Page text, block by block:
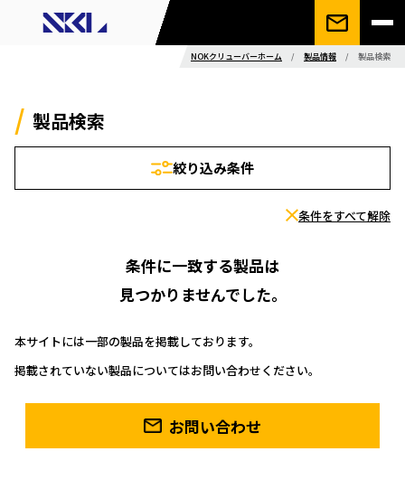
NOKクリューバーホーム / 製品情報 / 製品検索
製品検索
絞り込み条件
条件をすべて解除
条件に一致する製品は
見つかりませんでした。
本サイトには一部の製品を掲載しております。
掲載されていない製品についてはお問い合わせください。
お問い合わせ